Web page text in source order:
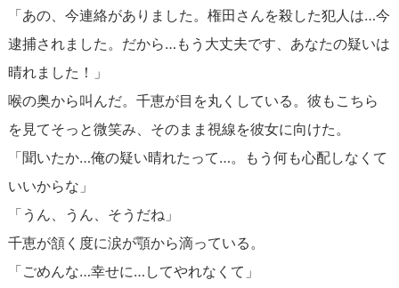
「あの、今連絡がありました。権田さんを殺した犯人は…今
逮捕されました。だから…もう大丈夫です、あなたの疑いは
晴れました！」
喉の奥から叫んだ。千恵が目を丸くしている。彼もこちら
を見てそっと微笑み、そのまま視線を彼女に向けた。
「聞いたか…俺の疑い晴れたって…。もう何も心配しなくて
いいからな」
「うん、うん、そうだね」
千恵が頷く度に涙が顎から滴っている。
「ごめんな…幸せに…してやれなくて」